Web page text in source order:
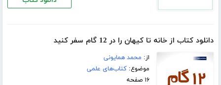
دانلود کتاب از خانه تا کیهان را در 12 گام سفر کنید
از: محمد همایونی
موضوع:کتاب‌های علمی
۱۶ صفحه